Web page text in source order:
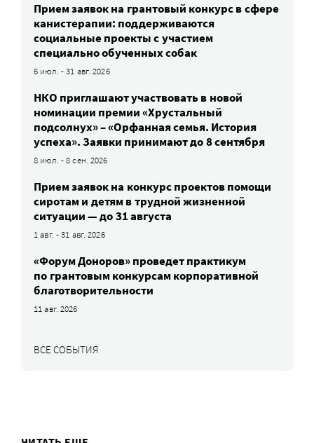
Прием заявок на грантовый конкурс в сфере
канистерапии: поддерживаются
социальные проекты с участием
специально обученных собак
6 июл. - 31 авг. 2026
НКО приглашают участвовать в новой
номинации премии «Хрустальный
подсолнух» – «Орфанная семья. История
успеха». Заявки принимают до 8 сентября
8 июл. - 8 сен. 2026
Прием заявок на конкурс проектов помощи
сиротам и детям в трудной жизненной
ситуации — до 31 августа
1 авг. - 31 авг. 2026
«Форум Доноров» проведет практикум
по грантовым конкурсам корпоративной
благотворительности
11 авг. 2026
ВСЕ СОБЫТИЯ